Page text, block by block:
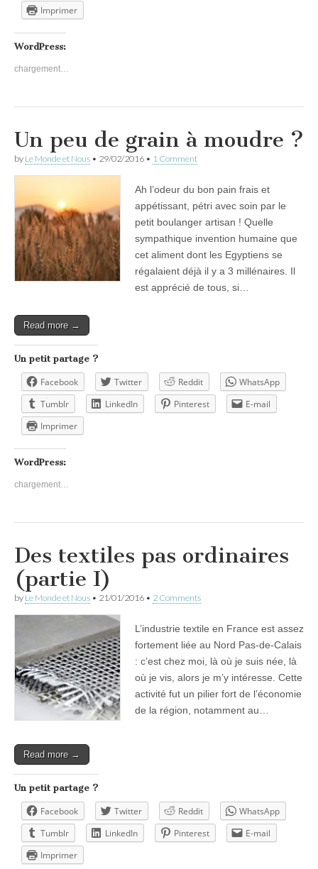
Imprimer
WordPress:
chargement…
Un peu de grain à moudre ?
by Le Monde et Nous • 29/02/2016 • 1 Comment
Ah l’odeur du bon pain frais et
appétissant, pétri avec soin par le
petit boulanger artisan ! Quelle
sympathique invention humaine que
cet aliment dont les Egyptiens se
régalaient déjà il y a 3 millénaires. Il
est apprécié de tous, si…
Read more →
Un petit partage ?
Facebook Twitter Reddit
WhatsApp
Tumblr
LinkedIn Pinterest
E-mail
Imprimer
WordPress:
chargement…
Des textiles pas ordinaires
(partie I)
by Le Monde et Nous • 21/01/2016 • 2 Comments
L’industrie textile en France est assez
fortement liée au Nord Pas-de-Calais
: c’est chez moi, là où je suis née, là
où je vis, alors je m’y intéresse. Cette
activité fut un pilier fort de l’économie
de la région, notamment au…
Read more →
Un petit partage ?
Facebook Twitter Reddit
WhatsApp
Tumblr
LinkedIn Pinterest
E-mail
Imprimer